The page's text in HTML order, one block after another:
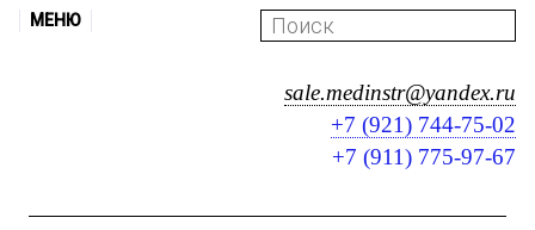
МЕНЮ
sale.medinstr@yandex.ru
+7 (921) 744-75-02
+7 (911) 775-97-67